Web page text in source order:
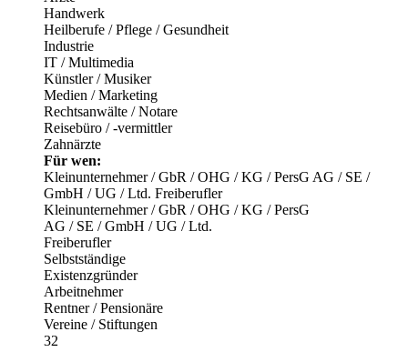
Handwerk
Heilberufe / Pflege / Gesundheit
Industrie
IT / Multimedia
Künstler / Musiker
Medien / Marketing
Rechtsanwälte / Notare
Reisebüro / -vermittler
Zahnärzte
Für wen:
Kleinunternehmer / GbR / OHG / KG / PersG AG / SE /
GmbH / UG / Ltd. Freiberufler
Kleinunternehmer / GbR / OHG / KG / PersG
AG / SE / GmbH / UG / Ltd.
Freiberufler
Selbstständige
Existenzgründer
Arbeitnehmer
Rentner / Pensionäre
Vereine / Stiftungen
32